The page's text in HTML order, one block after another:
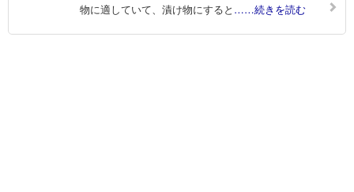
物に適していて、漬け物にすると ……続きを読む